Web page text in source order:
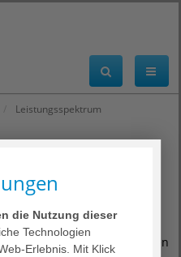
Leistungsspektrum
nachhaltig
beim Gemeinsamen
die Nutzung dieser
Technologien
Erlebnis. Mit Klick